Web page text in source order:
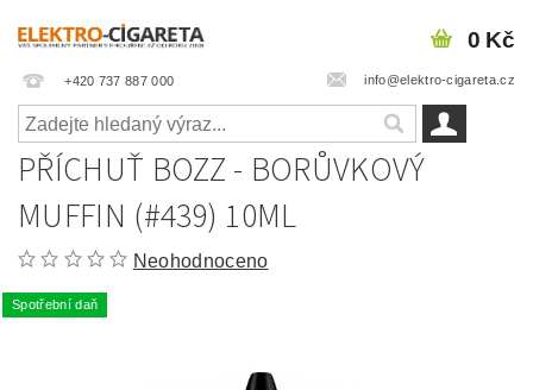
+420 737 887 000 info@elektro-cigareta.cz
0 Kč
PŘÍCHUŤ BOZZ - BORŮVKOVÝ
MUFFIN (#439) 10ML
Neohodnoceno
Spotřební daň